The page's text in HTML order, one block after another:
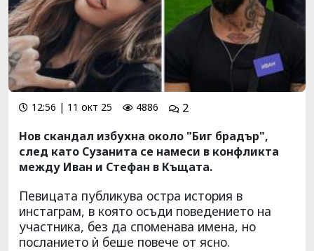
12:56 | 11 окт 25 4886
2
Нов скандал избухна около "Биг брадър",
след като Сузанита се намеси в конфликта
между Иван и Стефан в Къщата.
Певицата публикува остра история в
инстаграм, в която осъди поведението на
участника, без да споменава имена, но
посланието ѝ беше повече от ясно.